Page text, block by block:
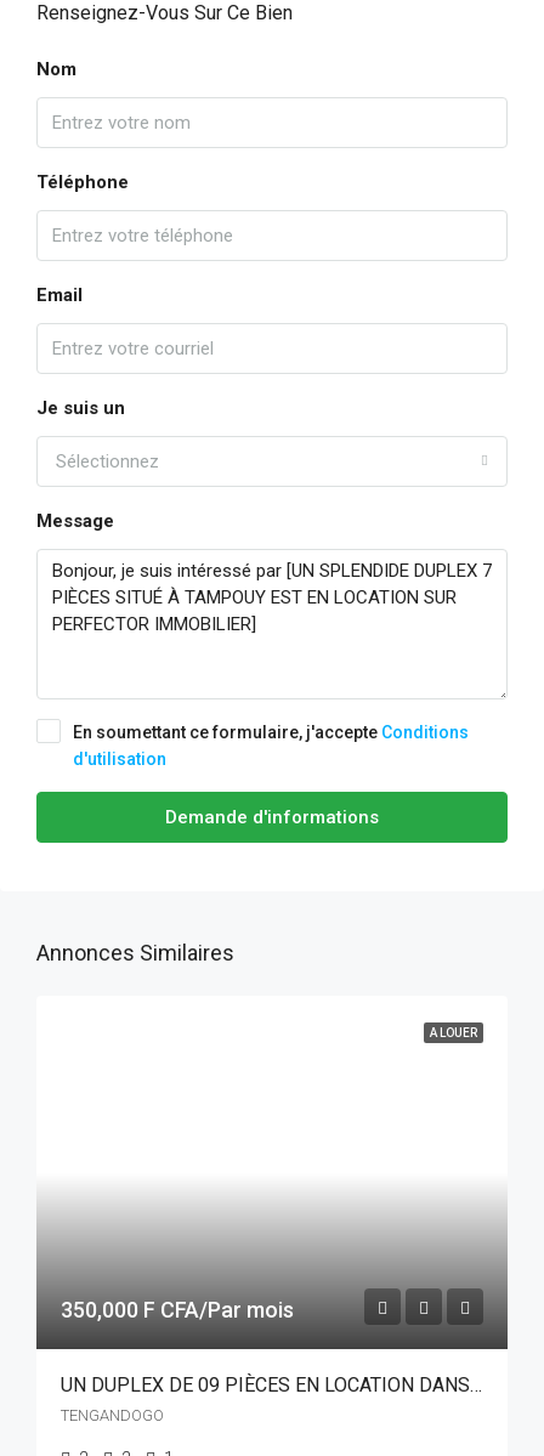
Renseignez-Vous Sur Ce Bien
Nom
Téléphone
Email
Je suis un
Sélectionnez
Message
En soumettant ce formulaire, j'accepte Conditions
d'utilisation
Demande d'informations
Annonces Similaires
A LOUER
350,000 F CFA/Par mois
UN DUPLEX DE 09 PIÈCES EN LOCATION DANS LE QUARTIER TENGANDOGO
TENGANDOGO